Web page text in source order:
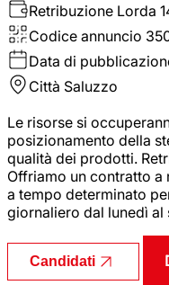
Retribuzione Lorda
Codice annuncio
Data di
Città Saluzzo
Le risorse si
posizionamento della
qualità dei prodotti.
Offriamo un contratto
a tempo determinato
giornaliero dal lunedì al
Candidati